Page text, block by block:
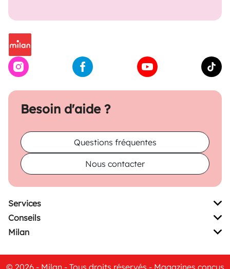
Besoin d'aide ?
Questions fréquentes
Nous contacter
Services
Conseils
Milan